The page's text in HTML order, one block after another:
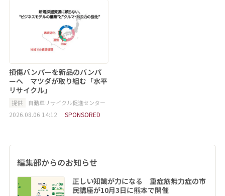
損傷バンパーを新品のバンパ
ーへ マツダが取り組む「水平
リサイクル」
提供 自動車リサイクル促進センター
2026.08.06 14:12 SPONSORED
編集部からのお知らせ
正しい知識が力になる 重症筋無力症の市
民講座が10月3日に熊本で開催